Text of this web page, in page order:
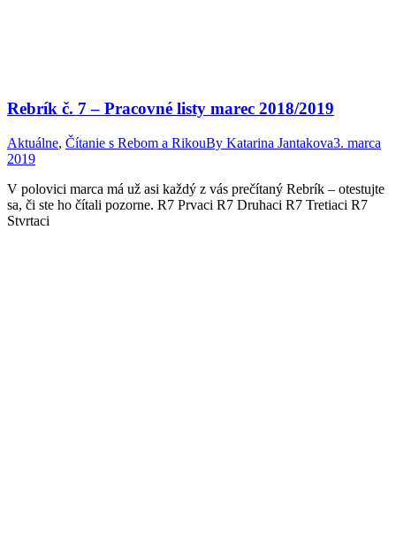
Rebrík č. 7 – Pracovné listy marec 2018/2019
Aktuálne, Čítanie s Rebom a RikouBy Katarina Jantakova3. marca
2019
V polovici marca má už asi každý z vás prečítaný Rebrík – otestujte
sa, či ste ho čítali pozorne. R7 Prvaci R7 Druhaci R7 Tretiaci R7
Stvrtaci